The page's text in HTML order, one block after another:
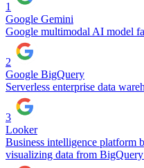
1
Google Gemini
Google multimodal AI model
2
Google BigQuery
Serverless enterprise data
3
Looker
Business intelligence platform
visualizing data from BigQuery